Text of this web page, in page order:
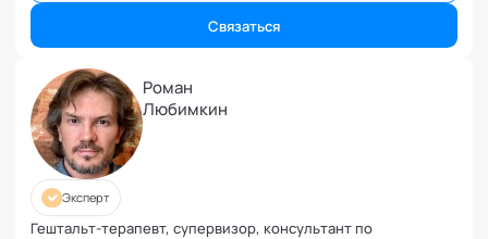
Оргконсультирование
Осознанность
Отношения в паре
Отношения с родителями
Персональный коучинг
Пищевое поведение
Планирование и внедрение изменений
Связаться
Роман
Любимкин
Эксперт
Гештальт-терапевт, супервизор, консультант по